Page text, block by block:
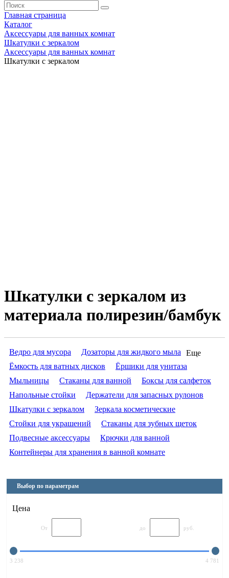
Главная страница
Каталог
Аксессуары для ванных комнат
Шкатулки с зеркалом
Аксессуары для ванных комнат
Шкатулки с зеркалом
Шкатулки с зеркалом из
материала полирезин/бамбук
Ведро для мусора
Дозаторы для жидкого мыла
Ёмкость для ватных дисков
Ёршики для унитаза
Мыльницы
Стаканы для ванной
Боксы для салфеток
Напольные стойки
Держатели для запасных рулонов
Шкатулки с зеркалом
Зеркала косметические
Стойки для украшений
Стаканы для зубных щеток
Подвесные аксессуары
Крючки для ванной
Контейнеры для хранения в ванной комнате
Еще
Выбор по параметрам
Цена
От до руб.
3 238 4 781